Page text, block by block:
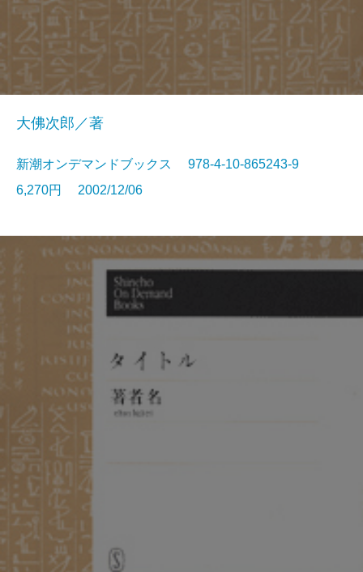
大佛次郎／著
新潮オンデマンドブックス 978-4-10-865243-9
6,270円 2002/12/06